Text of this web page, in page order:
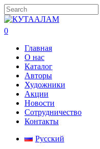
Skip
to
main
content
Close
Search
search
0
Главная
О нас
Каталог
Авторы
Художники
Акции
Новости
Сотрудничество
Контакты
Русский